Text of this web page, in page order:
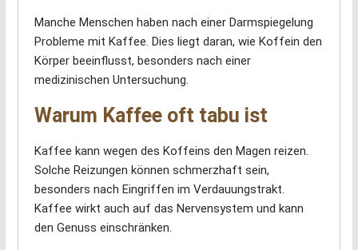
Manche Menschen haben nach einer Darmspiegelung
Probleme mit Kaffee. Dies liegt daran, wie Koffein den
Körper beeinflusst, besonders nach einer
medizinischen Untersuchung.
Warum Kaffee oft tabu ist
Kaffee kann wegen des Koffeins den Magen reizen.
Solche Reizungen können schmerzhaft sein,
besonders nach Eingriffen im Verdauungstrakt.
Kaffee wirkt auch auf das Nervensystem und kann
den Genuss einschränken.